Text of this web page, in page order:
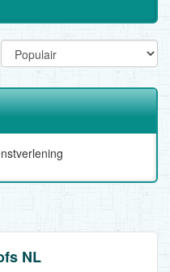
NL